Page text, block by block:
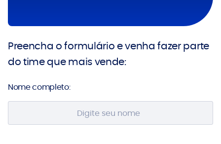
Preencha o formulário e venha fazer parte
do time que mais vende:
Nome completo: